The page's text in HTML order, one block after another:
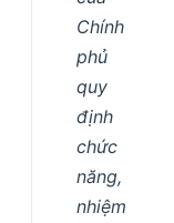
Chính
phủ
quy
định
chức
năng,
nhiệm